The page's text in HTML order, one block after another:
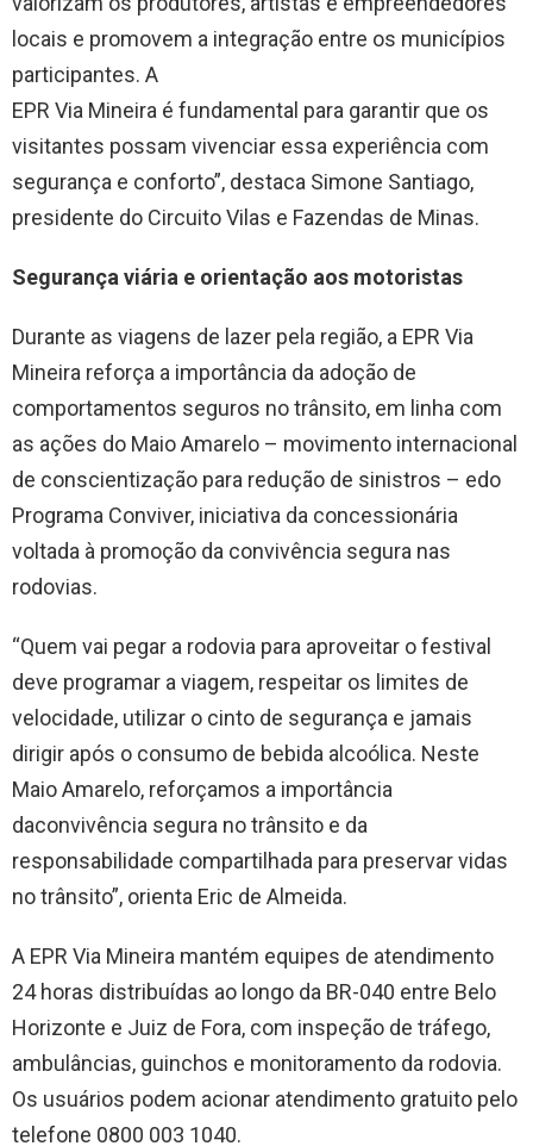
locais e promovem a integração entre os municípios
participantes. A
EPR Via Mineira é fundamental para garantir que os
visitantes possam vivenciar essa experiência com
segurança e conforto”, destaca Simone Santiago,
presidente do Circuito Vilas e Fazendas de Minas.
Segurança viária e orientação aos motoristas
Durante as viagens de lazer pela região, a EPR Via
Mineira reforça a importância da adoção de
comportamentos seguros no trânsito, em linha com
as ações do Maio Amarelo – movimento internacional
de conscientização para redução de sinistros – edo
Programa Conviver, iniciativa da concessionária
voltada à promoção da convivência segura nas
rodovias.
“Quem vai pegar a rodovia para aproveitar o festival
deve programar a viagem, respeitar os limites de
velocidade, utilizar o cinto de segurança e jamais
dirigir após o consumo de bebida alcoólica. Neste
Maio Amarelo, reforçamos a importância
daconvivência segura no trânsito e da
responsabilidade compartilhada para preservar vidas
no trânsito”, orienta Eric de Almeida.
A EPR Via Mineira mantém equipes de atendimento
24 horas distribuídas ao longo da BR-040 entre Belo
Horizonte e Juiz de Fora, com inspeção de tráfego,
ambulâncias, guinchos e monitoramento da rodovia.
Os usuários podem acionar atendimento gratuito pelo
telefone 0800 003 1040.